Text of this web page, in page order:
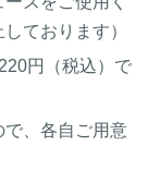
ております）
円（税込）で
で、各自ご用意